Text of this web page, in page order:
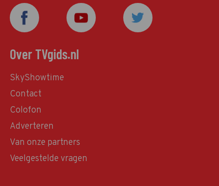
Over TVgids.nl
SkyShowtime
Contact
Colofon
Adverteren
Van onze partners
Veelgestelde vragen